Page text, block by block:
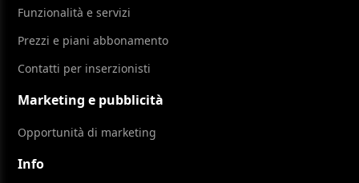
Funzionalità e servizi
Prezzi e piani abbonamento
Contatti per inserzionisti
Marketing e pubblicità
Opportunità di marketing
Info